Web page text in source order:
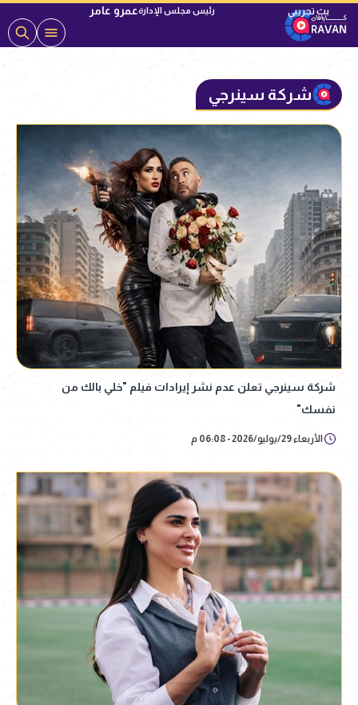
رئيس مجلس الإدارةعمرو عامر
شركة سينرجي
شركة سينرجي تعلن عدم نشر إيرادات فيلم "خلي بالك من
نفسك"
الأربعاء 29/يوليو/2026 - 06:08 م